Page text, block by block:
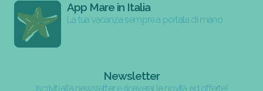
App Mare in Italia
La tua vacanza sempre a portata di mano
Newsletter
Iscriviti alla newsletter e riceverai le novità ed offerte!